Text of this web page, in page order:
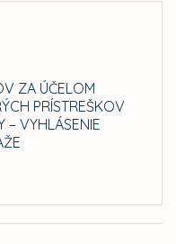
ZA ÚČELOM
PRÍSTREŠKOV
– VYHLÁSENIE